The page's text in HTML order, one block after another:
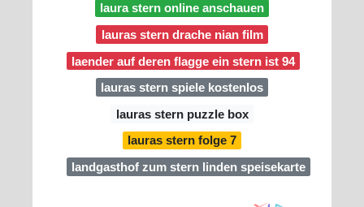
laura stern online anschauen
lauras stern drache nian film
laender auf deren flagge ein stern ist 94
lauras stern spiele kostenlos
lauras stern puzzle box
lauras stern folge 7
landgasthof zum stern linden speisekarte